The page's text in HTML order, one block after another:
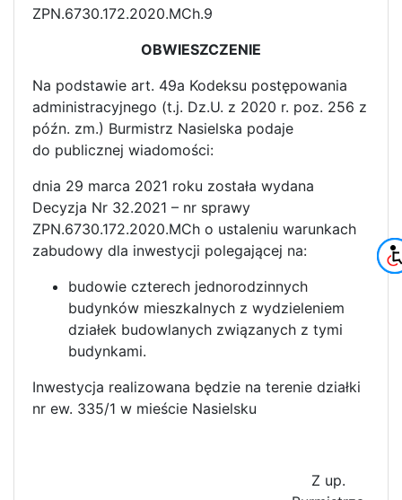
ZPN.6730.172.2020.MCh.9
OBWIESZCZENIE
Na podstawie art. 49a Kodeksu postępowania
administracyjnego (t.j. Dz.U. z 2020 r. poz. 256 z
późn. zm.) Burmistrz Nasielska podaje
do publicznej wiadomości:
dnia 29 marca 2021 roku została wydana
Decyzja Nr 32.2021 – nr sprawy
ZPN.6730.172.2020.MCh o ustaleniu warunkach
zabudowy dla inwestycji polegającej na:
budowie czterech jednorodzinnych
budynków mieszkalnych z wydzieleniem
działek budowlanych związanych z tymi
budynkami.
Inwestycja realizowana będzie na terenie działki
nr ew. 335/1 w mieście Nasielsku
Z up.